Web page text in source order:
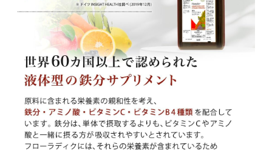
みやかな吸収、からだにやさしい設計を実現し
ています。さらにフルーツ＆ハーブの配合で、
「植物」「ビタミン」「ミネラル」「微量元
素」が一体になった時にもたらされる働きに着
目し開発されました。
✅【保存料不使用の鉄分ドリンク】保存料・着
色料・アルコール・乳糖（ラクトース）、人工
香料、カフェインを含んでいないため、妊娠中